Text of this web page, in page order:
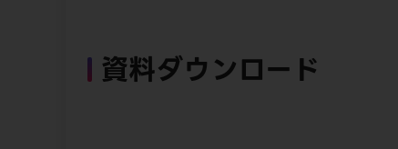
資料ダウンロード